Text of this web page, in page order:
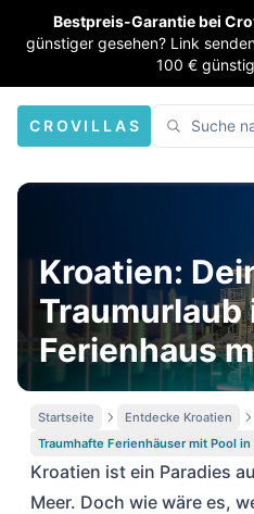
Bestpreis-Garantie bei
günstiger gesehen? Link
100 €
CROVILLAS
Kroatien:
Traumurlaub
Ferienhaus
Startseite
Entdecke Kroatien
Traumhafte Ferienhäuser mit Pool in
Kroatien ist ein Paradies
Meer. Doch wie wäre es,